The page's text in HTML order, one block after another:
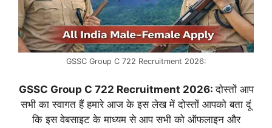
GSSC Group C 722 Recruitment 2026:
GSSC Group C 722 Recruitment 2026:दोस्तों आप
सभी का स्वागत हैं हमारे आज के इस लेख में दोस्तों आपको बता दूं
कि इस वेबसाइट के माध्यम से आप सभी को ऑफलाइन और